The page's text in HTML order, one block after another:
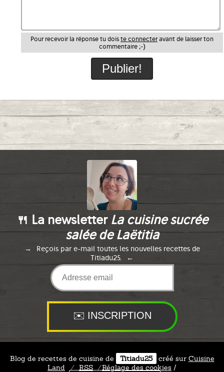
Pour recevoir la réponse tu dois te connecteravant de laisser ton
commentaire ;-)
🍴 La newsletter La cuisine sucrée
salée de Laëtitia
Reçois par e-mail toutes les nouvelles recettes de
Titiadu25.
Blog de recettes de cuisine de Titiadu25 créé sur Cuisine
Land
⁄ RSS ⁄Réglage des cookies /